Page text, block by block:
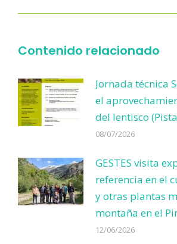
Contenido relacionado
Jornada técnica
el
del lentisco
08/07/2026
GESTES visita
referencia en el
y otras plantas
montaña en el
12/06/2026